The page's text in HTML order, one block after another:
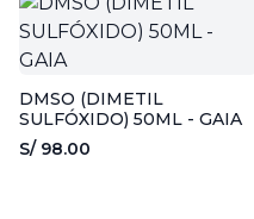
DMSO (DIMETIL
SULFÓXIDO) 50ML - GAIA
S/ 98.00